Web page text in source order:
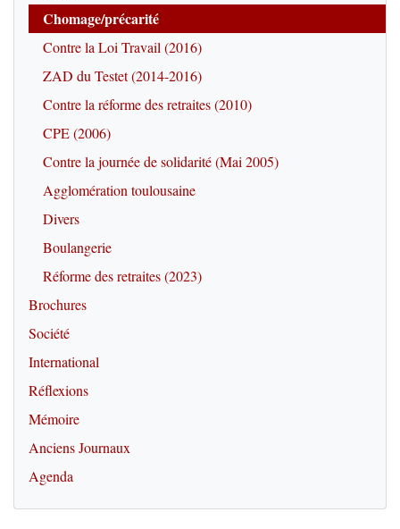
Chomage/précarité
Contre la Loi Travail (2016)
ZAD du Testet (2014-2016)
Contre la réforme des retraites (2010)
CPE (2006)
Contre la journée de solidarité (Mai 2005)
Agglomération toulousaine
Divers
Boulangerie
Réforme des retraites (2023)
Brochures
Société
International
Réflexions
Mémoire
Anciens Journaux
Agenda